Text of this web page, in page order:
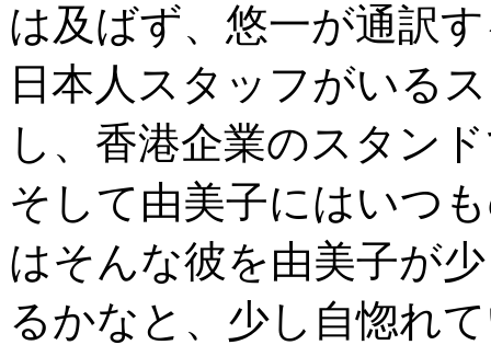
は及ばず、悠一が通訳
日本人スタッフがいる
し、香港企業のスタン
そして由美子にはいつ
はそんな彼を由美子が
るかなと、少し自惚れ